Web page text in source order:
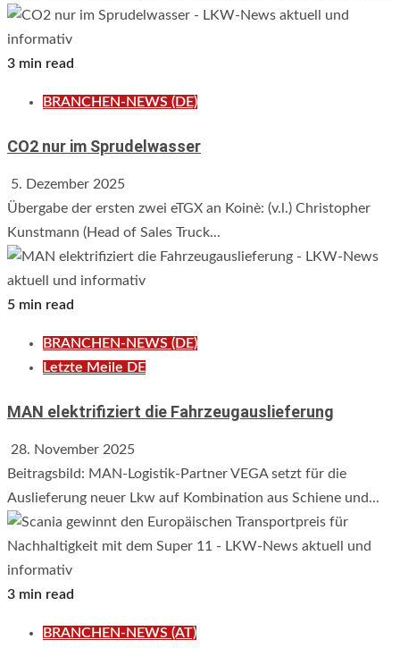
3 min read
BRANCHEN-NEWS (DE)
CO2 nur im Sprudelwasser
5. Dezember 2025
Übergabe der ersten zwei eTGX an Koinè: (v.l.) Christopher
Kunstmann (Head of Sales Truck...
5 min read
BRANCHEN-NEWS (DE)
Letzte Meile DE
MAN elektrifiziert die Fahrzeugauslieferung
28. November 2025
Beitragsbild: MAN-Logistik-Partner VEGA setzt für die
Auslieferung neuer Lkw auf Kombination aus Schiene und...
3 min read
BRANCHEN-NEWS (AT)